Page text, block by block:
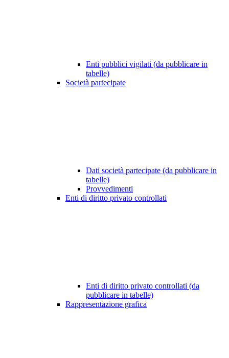
Enti pubblici vigilati (da pubblicare in
tabelle)
Società partecipate
Dati società partecipate (da pubblicare in
tabelle)
Provvedimenti
Enti di diritto privato controllati
Enti di diritto privato controllati (da
pubblicare in tabelle)
Rappresentazione grafica